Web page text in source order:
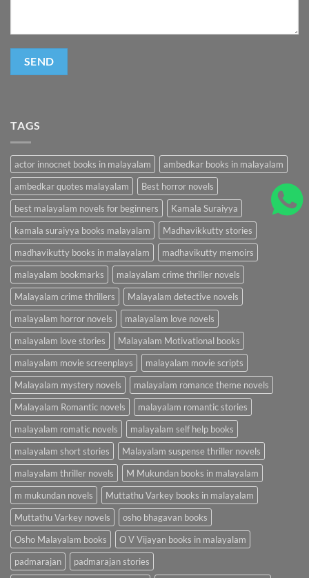
TAGS
actor innocnet books in malayalam
ambedkar books in malayalam
ambedkar quotes malayalam
Best horror novels
best malayalam novels for beginners
Kamala Suraiyya
kamala suraiyya books malayalam
Madhavikkutty stories
madhavikutty books in malayalam
madhavikutty memoirs
malayalam bookmarks
malayalam crime thriller novels
Malayalam crime thrillers
Malayalam detective novels
malayalam horror novels
malayalam love novels
malayalam love stories
Malayalam Motivational books
malayalam movie screenplays
malayalam movie scripts
Malayalam mystery novels
malayalam romance theme novels
Malayalam Romantic novels
malayalam romantic stories
malayalam romatic novels
malayalam self help books
malayalam short stories
Malayalam suspense thriller novels
malayalam thriller novels
M Mukundan books in malayalam
m mukundan novels
Muttathu Varkey books in malayalam
Muttathu Varkey novels
osho bhagavan books
Osho Malayalam books
O V Vijayan books in malayalam
padmarajan
padmarajan stories